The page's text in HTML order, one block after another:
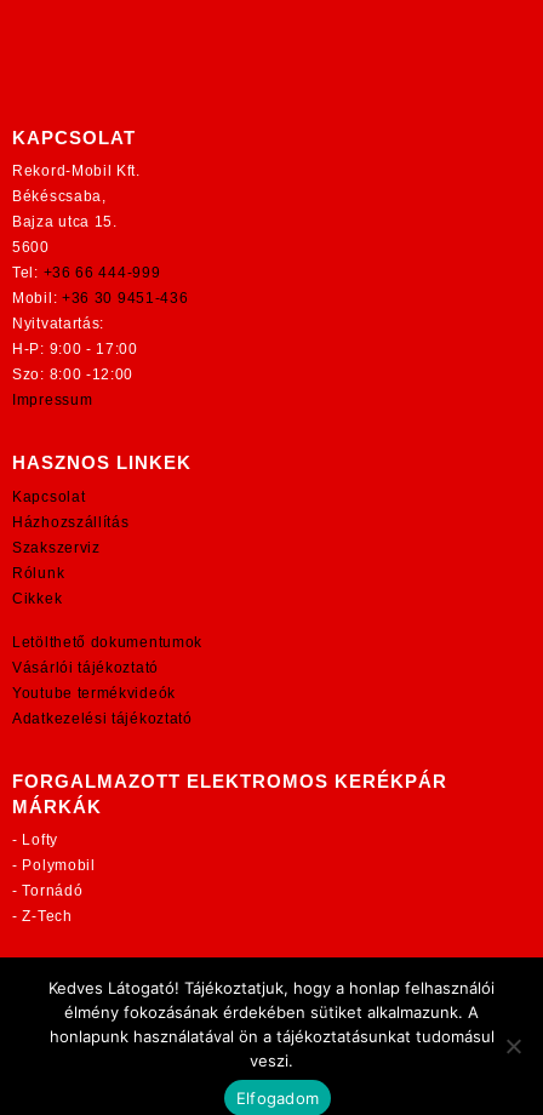
KAPCSOLAT
Rekord-Mobil Kft.
Békéscsaba,
Bajza utca 15.
5600
Tel: +36 66 444-999
Mobil: +36 30 9451-436
Nyitvatartás:
H-P: 9:00 - 17:00
Szo: 8:00 -12:00
Impressum
HASZNOS LINKEK
Kapcsolat
Házhozszállítás
Szakszerviz
Rólunk
Cikkek
Letölthető dokumentumok
Vásárlói tájékoztató
Youtube termékvideók
Adatkezelési tájékoztató
FORGALMAZOTT ELEKTROMOS KERÉKPÁR
MÁRKÁK
- Lofty
- Polymobil
-Tornádó
-Z-Tech
rekordmobil.hu
elektromos-kerekparbolt.hu
motorkerekparalkatreszek.hu
Copyright 2021 Rekord-Mobil Kft.
Kedves Látogató! Tájékoztatjuk, hogy a honlap felhasználói
élmény fokozásának érdekében sütiket alkalmazunk. A
honlapunk használatával ön a tájékoztatásunkat tudomásul
veszi.
Elfogadom